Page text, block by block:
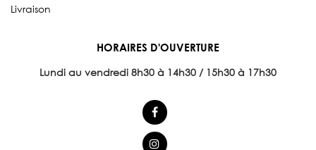
Livraison
HORAIRES D'OUVERTURE
Lundi au vendredi 8h30 à 14h30 / 15h30 à 17h30